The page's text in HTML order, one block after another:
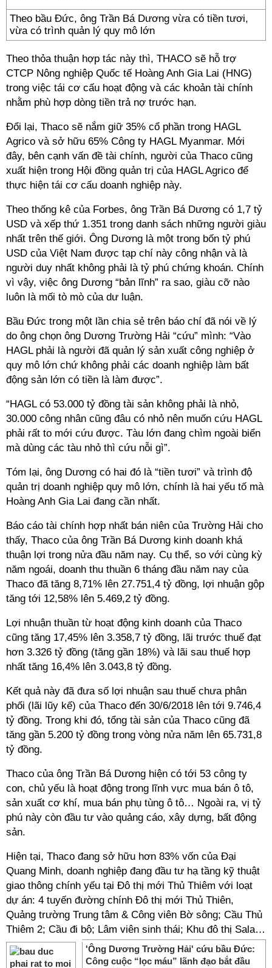
Theo bầu Đức, ông Trần Bá Dương vừa có tiền tươi,
vừa có trình quản lý quy mô lớn
Theo thỏa thuận hợp tác này thì, THACO sẽ hỗ trợ
CTCP Nông nghiệp Quốc tế Hoàng Anh Gia Lai (HNG)
trong việc tái cơ cấu hoạt động và các khoản tài chính
nhằm phù hợp dòng tiền trả nợ trước hạn.
Đổi lại, Thaco sẽ nắm giữ 35% cổ phần trong HAGL
Agrico và sở hữu 65% Công ty HAGL Myanmar. Mới
đây, bên cạnh vấn đề tài chính, người của Thaco cũng
xuất hiện trong Hội đồng quản trị của HAGL Agrico để
thực hiện tái cơ cấu doanh nghiệp này.
Theo thống kê của Forbes, ông Trần Bá Dương có 1,7 tỷ
USD và xếp thứ 1.351 trong danh sách những người giàu
nhất trên thế giới. Ông Dương là một trong bốn tỷ phú
USD của Việt Nam được tạp chí này công nhận và là
người duy nhất không phải là tỷ phú chứng khoán. Chính
vì vậy, việc ông Dương “bản lĩnh” ra sao, giàu cỡ nào
luôn là mối tò mò của dư luận.
Bầu Đức trong một lần chia sẻ trên báo chí đã nói về lý
do ông chọn ông Dương Trường Hải “cứu” mình: “Vào
HAGL phải là người đã quản lý sản xuất công nghiệp ở
quy mô lớn chứ không phải các doanh nghiệp làm bất
động sản lớn có tiền là làm được”.
“HAGL có 53.000 tỷ đồng tài sản không phải là nhỏ,
30.000 công nhân cũng đâu có nhỏ nên muốn cứu HAGL
phải rất to mới cứu được. Tàu lớn đang chìm ngoài biển
mà dùng các tàu nhỏ thì cứu nỗi gì”.
Tóm lại, ông Dương có hai đó là “tiền tươi” và trình độ
quản trị doanh nghiệp quy mô lớn, chính là hai yếu tố mà
Hoàng Anh Gia Lai đang cần nhất.
Báo cáo tài chính hợp nhất bán niên của Trường Hải cho
thấy, Thaco của ông Trần Bá Dương kinh doanh khá
thuận lợi trong nửa đầu năm nay. Cụ thể, so với cùng kỳ
năm ngoái, doanh thu thuần 6 tháng đầu năm nay của
Thaco đã tăng 8,71% lên 27.751,4 tỷ đồng, lợi nhuận gộp
tăng tới 12,58% lên 5.469,2 tỷ đồng.
Lợi nhuận thuần từ hoạt động kinh doanh của Thaco
cũng tăng 17,45% lên 3.358,7 tỷ đồng, lãi trước thuế đạt
hơn 3.326 tỷ đồng (tăng gần 18%) và lãi sau thuế hợp
nhất tăng 16,4% lên 3.043,8 tỷ đồng.
Kết quả này đã đưa số lợi nhuận sau thuế chưa phân
phối (lãi lũy kế) của Thaco đến 30/6/2018 lên tới 9.746,4
tỷ đồng. Trong khi đó, tổng tài sản của Thaco cũng đã
tăng gần 5.200 tỷ đồng trong vòng nửa năm lên 65.731,8
tỷ đồng.
Thaco của ông Trần Bá Dương hiện có tới 53 công ty
con, chủ yếu là hoạt động trong lĩnh vực mua bán ô tô,
sản xuất cơ khí, mua bán phụ tùng ô tô… Ngoài ra, vị tỷ
phú này còn đầu tư vào quảng cáo, xây dựng, bất động
sản.
Hiện tại, Thaco đang sở hữu hơn 83% vốn của Đại
Quang Minh, doanh nghiệp đang đầu tư hạ tầng kỹ thuật
giao thông chính yếu tại Đô thị mới Thủ Thiêm với loạt
dự án: 4 tuyến đường chính Đô thị mới Thủ Thiên,
Quảng trường Trung tâm & Công viên Bờ sông; Cầu Thủ
Thiêm 2; Cầu đi bộ; Lâm viên sinh thái; Khu đô thị Sala…
'Ông Dương Trường Hải' cứu bầu Đức:
Công cuộc “lọc máu” lãnh đạo bắt đầu